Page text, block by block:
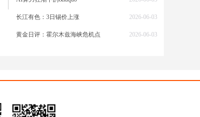
长江有色：3日锡价上涨 2026-06-03
黄金日评：霍尔木兹海峡危机点 2026-06-03